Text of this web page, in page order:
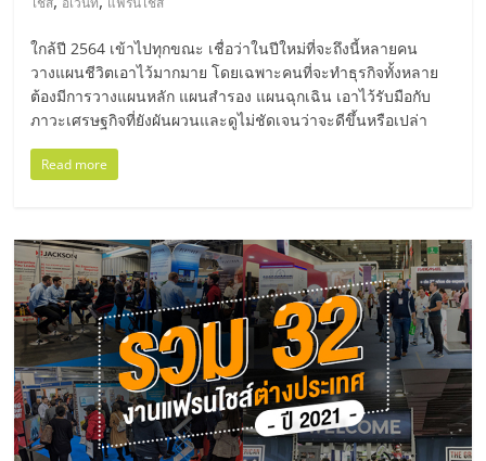
ไทย,
SMEs,
แฟ
รน
ไชส์,
ที่
ปรึกษา
ใกล้ปี 2564 เข้าไปทุกขณะ เชื่อว่าในปีใหม่ที่จะถึงนี้หลายคน
วางแผนชีวิตเอาไว้มากมาย โดยเฉพาะคนที่จะทำธุรกิจทั้งหลาย
ต้องมีการวางแผนหลัก แผนสำรอง แผนฉุกเฉิน เอาไว้รับมือกับ
ภาวะเศรษฐกิจที่ยังผันผวนและดูไม่ชัดเจนว่าจะดีขึ้นหรือเปล่า
Read more